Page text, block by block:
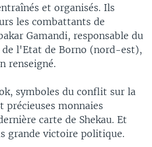
et organisés. Ils
les combattants de
Gamandi, responsable du
de l'Etat de Borno (nord-est),
renseigné.
symboles du conflit sur la
précieuses monnaies
carte de Shekau. Et
grande victoire politique.